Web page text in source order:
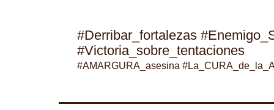
#Derribar_fortalezas
#Victoria_sobre_tentaciones
#AMARGURA_asesina